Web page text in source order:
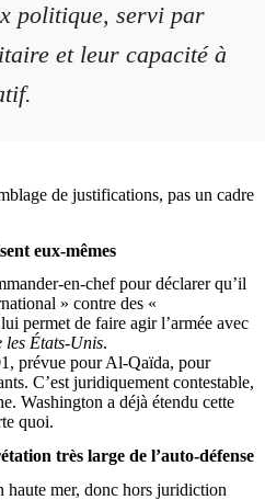
politique, servi par
et leur capacité à
de justifications, pas un cadre
eux-mêmes
en-chef pour déclarer qu’il
» contre des «
permet de faire agir l’armée avec
les États-Unis.
prévue pour Al-Qaïda, pour
C’est juridiquement contestable,
Washington a déjà étendu cette
quoi.
très large de l’auto-défense
haute mer, donc hors juridiction